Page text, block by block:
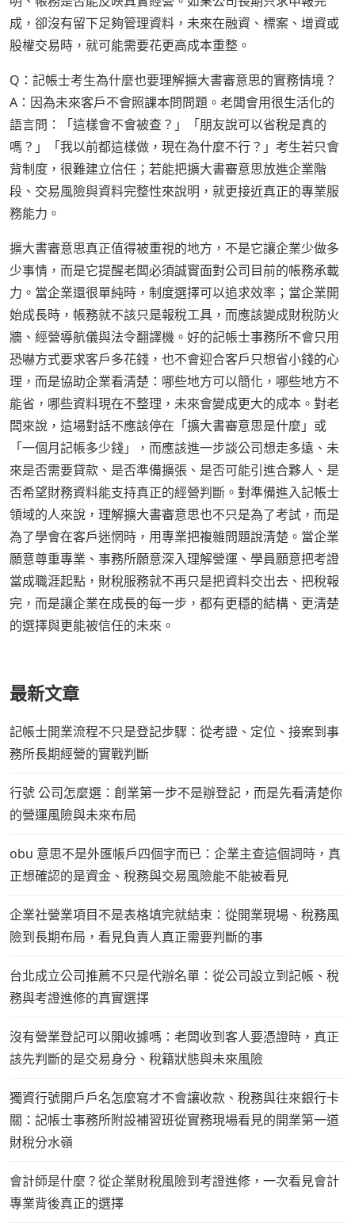
成，卻沒有留下足夠管理資料，未來在融資、標案、增資或
股權交易時，就可能需要花更高成本重整。
Q：記帳士考生為什麼也要理解擴大書審意思的實務情境？
A：因為未來客戶不會照課本問問題。老闆會用很生活化的
語言問：「這樣會不會被查？」「朋友說可以省稅是真的
嗎？」「我以前都這樣做，現在為什麼不行？」考生若只會
背制度，很難建立信任；若能把擴大書審意思放進企業階
段、交易風險與資料完整性來說明，就更接近真正的專業服
務能力。
擴大書審意思真正值得被重視的地方，不是它讓企業少做多
少事情，而是它提醒老闆必須誠實面對公司目前的帳務承載
力。當企業還很單純時，制度選擇可以追求效率；當企業開
始成長時，帳務就不該只是報稅工具，而應該變成財稅防火
牆、經營導航儀與法令翻譯機。好的記帳士事務所不會只用
恐嚇方式要求客戶多花錢，也不會迎合客戶只想省小錢的心
理，而是協助企業看清楚：哪些地方可以簡化，哪些地方不
能省，哪些資料現在不整理，未來會變成更大的成本。對老
闆來說，這場對話不應該停在「擴大書審意思是什麼」或
「一個月記帳多少錢」，而應該進一步談公司想走多遠、未
來是否需要貸款、是否準備擴張、是否可能引進合夥人、是
否希望財務資料能支持真正的經營判斷。對準備進入記帳士
領域的人來說，理解擴大書審意思也不只是為了考試，而是
為了學會在客戶迷惘時，用專業把複雜問題說清楚。當企業
願意尊重專業、事務所願意深入理解營運、學員願意把考證
當成職涯起點，財稅服務就不再只是把資料交出去、把稅報
完，而是讓企業在成長的每一步，都有更穩的結構、更清楚
的選擇與更能被信任的未來。
最新文章
記帳士開業流程不只是登記步驟：從考證、定位、接案到事
務所長期經營的實戰判斷
行號 公司怎麼選：創業第一步不是辦登記，而是先看清楚你
的營運風險與未來布局
obu 意思不是外匯帳戶四個字而已：企業主查這個詞時，真
正想確認的是資金、稅務與交易風險能不能被看見
企業社營業項目不是表格填完就結束：從開業現場、稅務風
險到長期布局，看見負責人真正需要判斷的事
台北成立公司推薦不只是代辦名單：從公司設立到記帳、稅
務與考證進修的真實選擇
沒有營業登記可以開收據嗎：老闆收到客人要憑證時，真正
該先判斷的是交易身分、稅籍狀態與未來風險
獨資行號開戶戶名怎麼寫才不會讓收款、稅務與往來銀行卡
關：記帳士事務所附設補習班從實務現場看見的開業第一道
財稅分水嶺
會計師是什麼？從企業財稅風險到考證進修，一次看見會計
專業背後真正的選擇